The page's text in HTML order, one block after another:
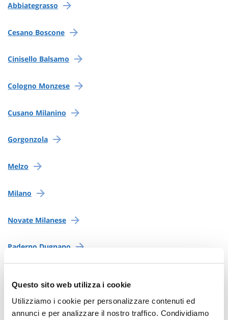
Questo sito web utilizza i cookie
Utilizziamo i cookie per personalizzare contenuti ed
annunci e per analizzare il nostro traffico. Condividiamo
Abbiategrasso
Cesano Boscone
Cinisello Balsamo
Cologno Monzese
Cusano Milanino
Gorgonzola
Melzo
Milano
Novate Milanese
Paderno Dugnano
Rho